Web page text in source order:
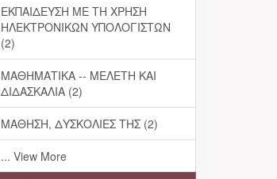
ΕΚΠΑΙΔΕΥΣΗ ΜΕ ΤΗ ΧΡΗΣΗ
ΗΛΕΚΤΡΟΝΙΚΩΝ ΥΠΟΛΟΓΙΣΤΩΝ
(2)
ΜΑΘΗΜΑΤΙΚΑ -- ΜΕΛΕΤΗ ΚΑΙ
ΔΙΔΑΣΚΑΛΙΑ (2)
ΜΑΘΗΣΗ, ΔΥΣΚΟΛΙΕΣ ΤΗΣ (2)
... View More